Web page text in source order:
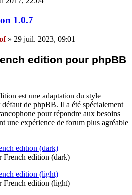
1.0.7
» 29 juil. 2023, 09:01
edition pour phpBB
est une adaptation du style
de phpBB. Il a été spécialement
pour répondre aux besoins
une expérience de forum plus agréable
French edition (dark)
French edition (light)